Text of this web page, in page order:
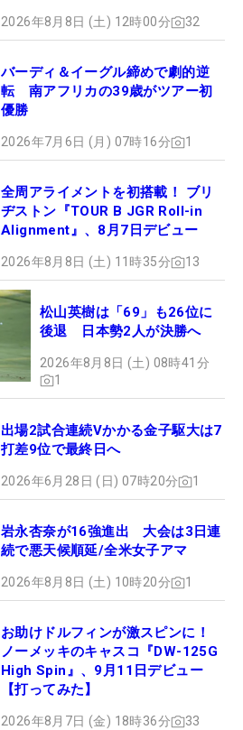
2026年8月8日 (土) 12時00分 32
バーディ＆イーグル締めで劇的逆
転 南アフリカの39歳がツアー初
優勝
2026年7月6日 (月) 07時16分 1
全周アライメントを初搭載！ ブリ
ヂストン『TOUR B JGR Roll-in
Alignment』、8月7日デビュー
2026年8月8日 (土) 11時35分 13
松山英樹は「69」も26位に
後退 日本勢2人が決勝へ
2026年8月8日 (土) 08時41分
1
出場2試合連続Vかかる金子駆大は7
打差9位で最終日へ
2026年6月28日 (日) 07時20分 1
岩永杏奈が16強進出 大会は3日連
続で悪天候順延/全米女子アマ
2026年8月8日 (土) 10時20分 1
お助けドルフィンが激スピンに！
ノーメッキのキャスコ『DW-125G
High Spin』、9月11日デビュー
【打ってみた】
2026年8月7日 (金) 18時36分 33